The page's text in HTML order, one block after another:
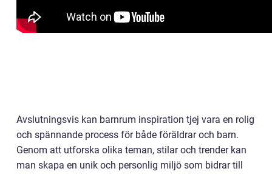
Avslutningsvis kan barnrum inspiration tjej vara en rolig
och spännande process för både föräldrar och barn.
Genom att utforska olika teman, stilar och trender kan
man skapa en unik och personlig miljö som bidrar till